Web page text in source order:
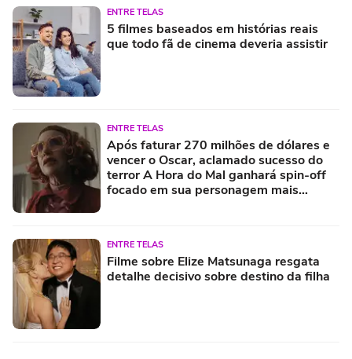
ENTRE TELAS
5 filmes baseados em histórias reais
que todo fã de cinema deveria assistir
ENTRE TELAS
Após faturar 270 milhões de dólares e
vencer o Oscar, aclamado sucesso do
terror A Hora do Mal ganhará spin-off
focado em sua personagem mais
ENTRE TELAS
Filme sobre Elize Matsunaga resgata
detalhe decisivo sobre destino da filha